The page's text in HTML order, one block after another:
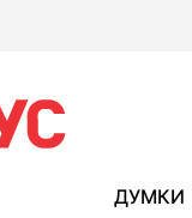
ДУМКИ